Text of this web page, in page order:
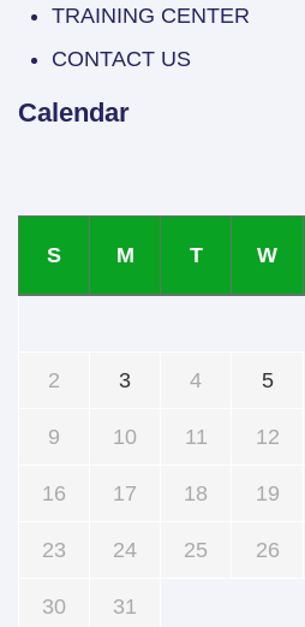
TRAINING CENTER
CONTACT US
Calendar
S M T W
2 3 4 5
9 10 11 12
16 17 18 19
23 24 25 26
30 31